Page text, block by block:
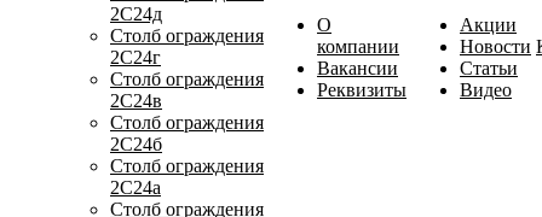
2С24д
Столб ограждения
2С24г
Столб ограждения
2С24в
Столб ограждения
2С24б
Столб ограждения
2С24а
Столб ограждения
О
компании
Вакансии
Реквизиты
Акции
Новости
Статьи
Видео